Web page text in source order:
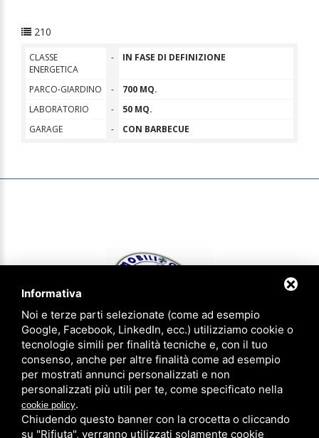
210
CLASSE
ENERGETICA
- IN FASE DI DEFINIZIONE
PARCO-GIARDINO -
700 MQ.
LABORATORIO
-
50 MQ.
GARAGE
- CON BARBECUE
IMMOBILIOGGI & aziendaoggi Gruppo Agenzie Riunite - P.IVA
01620540383 - CCIAA FE 183305 - Iscrizione num. 1814 ruolo agenti
immobiliari provincia di Ferrara
Privacy Policy
Informativa
Noi e terze parti selezionate (come ad esempio
Google, Facebook, LinkedIn, ecc.) utilizziamo cookie o
tecnologie simili per finalità tecniche e, con il tuo
consenso, anche per altre finalità come ad esempio
per mostrati annunci personalizzati e non
personalizzati più utili per te, come specificato nella
cookie policy.
Chiudendo questo banner con la crocetta o cliccando
su "Rifiuta", verranno utilizzati solamente cookie